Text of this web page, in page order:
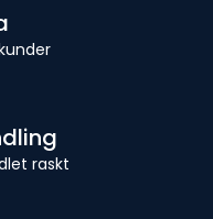
raskt